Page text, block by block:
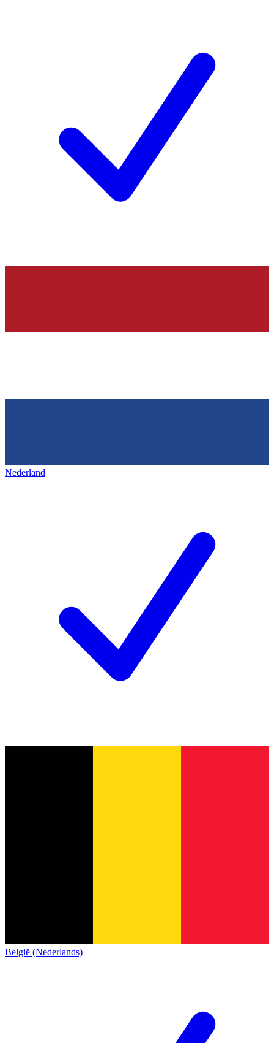
Nederland
België (Nederlands)